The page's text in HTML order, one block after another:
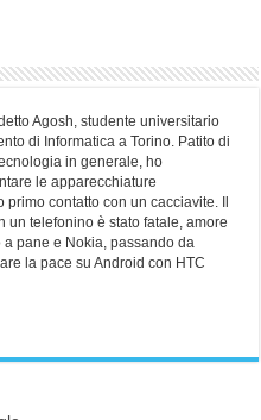
Agosh, studente universitario
di Informatica a Torino. Patito di
in generale, ho
le apparecchiature
contatto con un cacciavite. Il
un telefonino è stato fatale, amore
pane e Nokia, passando da
la pace su Android con HTC